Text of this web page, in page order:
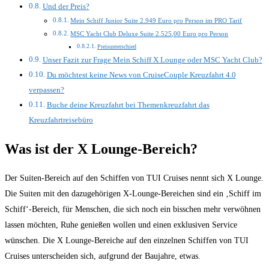
Und der Preis?
Mein Schiff Junior Suite 2.949 Euro pro Person im PRO Tarif
MSC Yacht Club Deluxe Suite 2.525,00 Euro pro Person
Preisunterschied
Unser Fazit zur Frage Mein Schiff X Lounge oder MSC Yacht Club?
Du möchtest keine News von CruiseCouple Kreuzfahrt 4.0
verpassen?
Buche deine Kreuzfahrt bei Themenkreuzfahrt das
Kreuzfahrtreisebüro
Was ist der X Lounge-Bereich?
Der Suiten-Bereich auf den Schiffen von TUI Cruises nennt sich X Lounge.
Die Suiten mit den dazugehörigen X-Lounge-Bereichen sind ein ‚Schiff im
Schiff‘-Bereich, für Menschen, die sich noch ein bisschen mehr verwöhnen
lassen möchten, Ruhe genießen wollen und einen exklusiven Service
wünschen. Die X Lounge-Bereiche auf den einzelnen Schiffen von TUI
Cruises unterscheiden sich, aufgrund der Baujahre, etwas.